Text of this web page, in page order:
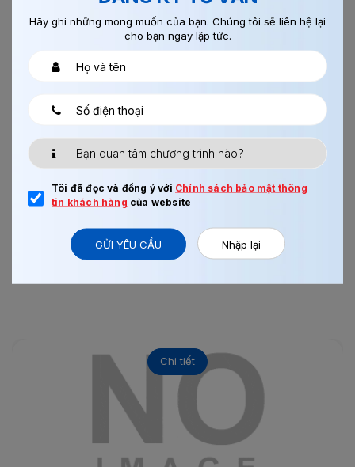
LẮP RÁP LINH KIỆN ĐIỆN TỬ NAGANO
Xem thêm
Chi tiết
Hãy ghi những mong muốn của bạn. Chúng tôi sẽ liên hệ lại
cho bạn ngay lập tức.
Tôi đã đọc và đồng ý với Chính sách bảo mật thông
tin khách hàng của website
GỬI YÊU CẦU Nhập lại